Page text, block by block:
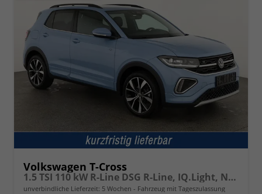
Volkswagen T-Cross
1.5 TSI 110 kW R-Line DSG R-Line, IQ.Light, Navi, Side, Kamera, Winter, 18-Zoll
unverbindliche Lieferzeit: 5 Wochen Fahrzeug mit Tageszulassung